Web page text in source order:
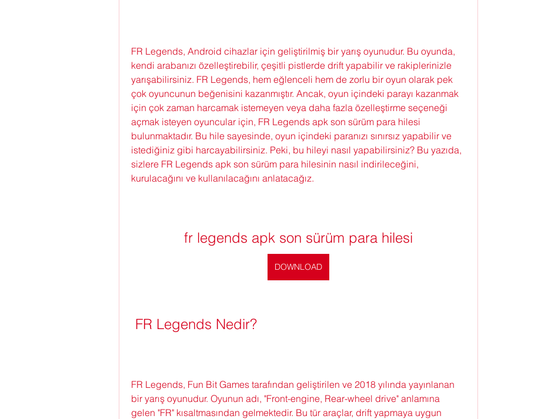
FR Legends, Android cihazlar için geliştirilmiş bir yarış oyunudur. Bu oyunda,
kendi arabanızı özelleştirebilir, çeşitli pistlerde drift yapabilir ve rakiplerinizle
yarışabilirsiniz. FR Legends, hem eğlenceli hem de zorlu bir oyun olarak pek
çok oyuncunun beğenisini kazanmıştır. Ancak, oyun içindeki parayı kazanmak
için çok zaman harcamak istemeyen veya daha fazla özelleştirme seçeneği
açmak isteyen oyuncular için, FR Legends apk son sürüm para hilesi
bulunmaktadır. Bu hile sayesinde, oyun içindeki paranızı sınırsız yapabilir ve
istediğiniz gibi harcayabilirsiniz. Peki, bu hileyi nasıl yapabilirsiniz? Bu yazıda,
sizlere FR Legends apk son sürüm para hilesinin nasıl indirileceğini,
kurulacağını ve kullanılacağını anlatacağız.
fr legends apk son sürüm para hilesi
DOWNLOAD
FR Legends Nedir?
FR Legends, Fun Bit Games tarafından geliştirilen ve 2018 yılında yayınlanan
bir yarış oyunudur. Oyunun adı, "Front-engine, Rear-wheel drive" anlamına
gelen "FR" kısaltmasından gelmektedir. Bu tür araçlar, drift yapmaya uygun